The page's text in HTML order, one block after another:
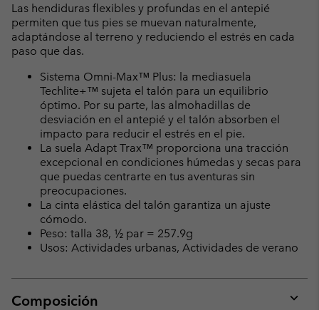
Las hendiduras flexibles y profundas en el antepié
permiten que tus pies se muevan naturalmente,
adaptándose al terreno y reduciendo el estrés en cada
paso que das.
Sistema Omni-Max™ Plus: la mediasuela
Techlite+™ sujeta el talón para un equilibrio
óptimo. Por su parte, las almohadillas de
desviación en el antepié y el talón absorben el
impacto para reducir el estrés en el pie.
La suela Adapt Trax™ proporciona una tracción
excepcional en condiciones húmedas y secas para
que puedas centrarte en tus aventuras sin
preocupaciones.
La cinta elástica del talón garantiza un ajuste
cómodo.
Peso: talla 38, ½ par = 257.9g
Usos: Actividades urbanas, Actividades de verano
Composición